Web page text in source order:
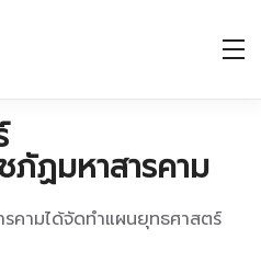
ภัฏมหาสารคาม
คามได้จัดทำแผนยุทธศาสตร์